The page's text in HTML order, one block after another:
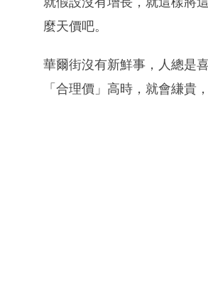
麼天價吧。
華爾街沒有新鮮事，人總是
「合理價」高時，就會縑貴